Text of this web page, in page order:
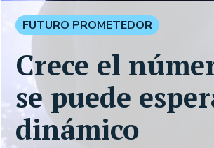
FUTURO PROMETEDOR
Crece el
se puede
dinámico